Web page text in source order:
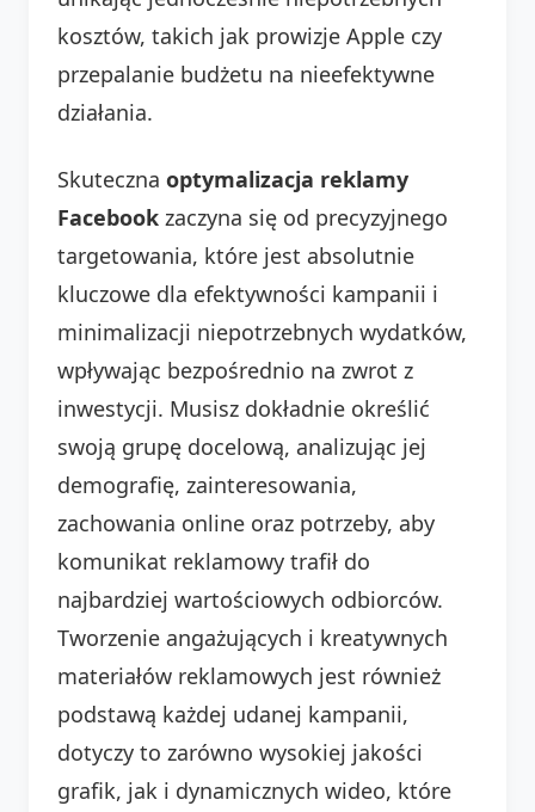
kosztów, takich jak prowizje Apple czy
przepalanie budżetu na nieefektywne
działania.
Skuteczna optymalizacja reklamy
Facebook zaczyna się od precyzyjnego
targetowania, które jest absolutnie
kluczowe dla efektywności kampanii i
minimalizacji niepotrzebnych wydatków,
wpływając bezpośrednio na zwrot z
inwestycji. Musisz dokładnie określić
swoją grupę docelową, analizując jej
demografię, zainteresowania,
zachowania online oraz potrzeby, aby
komunikat reklamowy trafił do
najbardziej wartościowych odbiorców.
Tworzenie angażujących i kreatywnych
materiałów reklamowych jest również
podstawą każdej udanej kampanii,
dotyczy to zarówno wysokiej jakości
grafik, jak i dynamicznych wideo, które